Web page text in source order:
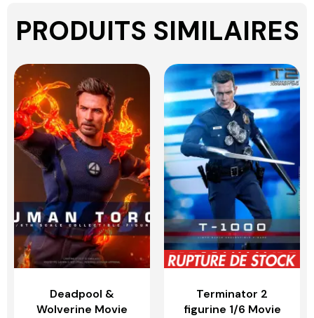
PRODUITS SIMILAIRES
Deadpool &
Wolverine Movie
Terminator 2
figurine 1/6 Movie